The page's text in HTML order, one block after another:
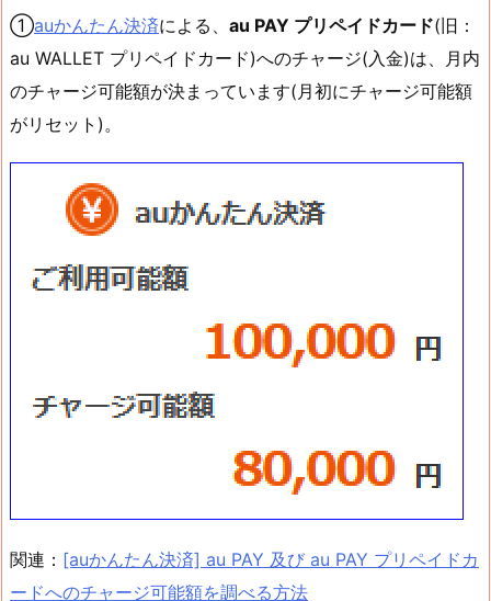
①auかんたん決済による、 au PAY プリペイドカード(旧：
au WALLET プリペイドカード)へのチャージ(入金)は、月内
のチャージ可能額が決まっています(月初にチャージ可能額
がリセット)。
関連： [auかんたん決済] au PAY 及び au PAY プリペイドカ
ードへのチャージ可能額を調べる方法